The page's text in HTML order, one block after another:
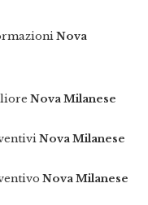
Nova
Nova Milanese
Nova Milanese
Nova Milanese